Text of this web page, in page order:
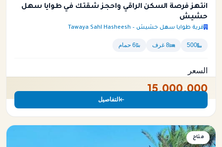
انتهز فرصة السكن الراقي واحجز شقتك في طوايا سهل
حشيش
قرية طوايا سهل حشيش – Tawaya Sahl Hasheesh
500 8 غرف 6 حمام
السعر
15,000,000
التفاصيل
شقة
متاح